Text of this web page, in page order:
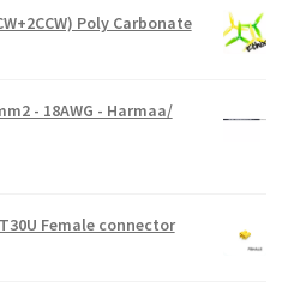
Poly Carbonate
- 18AWG - Harmaa/
Female connector